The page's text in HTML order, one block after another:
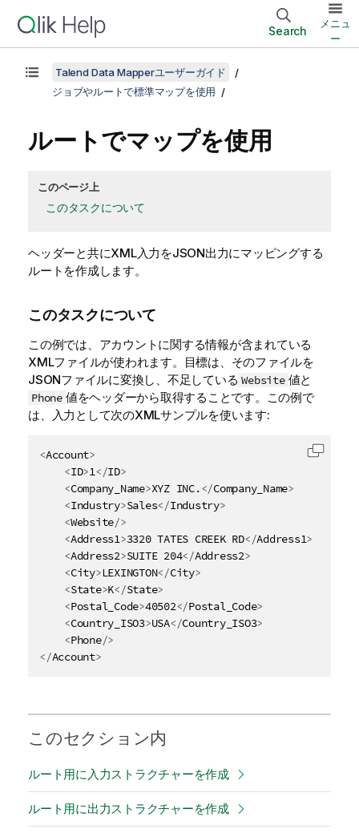
Search
メニュ
ー
Talend Data Mapperユーザーガイド
ジョブやルートで標準マップを使用
ルートでマップを使用
このページ上
このタスクについて
ヘッダーと共にXML入力をJSON出力にマッピングする
ルートを作成します。
このタスクについて
この例では、アカウントに関する情報が含まれている
XMLファイルが使われます。目標は、そのファイルを
JSONファイルに変換し、不足している Website 値と
Phone 値をヘッダーから取得することです。この例で
は、入力として次のXMLサンプルを使います:
<Account>
<ID>1</ID>
<Company_Name>XYZ INC.</Company_Name>
<Industry>Sales</Industry>
<Website/>
<Address1>3320 TATES CREEK RD</Address1>
<Address2>SUITE 204</Address2>
<City>LEXINGTON</City>
<State>K</State>
<Postal_Code>40502</Postal_Code>
<Country_ISO3>USA</Country_ISO3>
<Phone/>
</Account>
コード
このセクション内
ルート用に入力ストラクチャーを作成
ルート用に出力ストラクチャーを作成